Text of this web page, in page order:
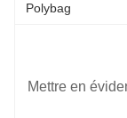
Polybag
Mettre en